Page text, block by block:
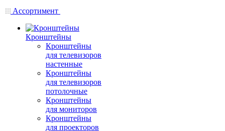
Ассортимент
Кронштейны
Кронштейны
для телевизоров
настенные
Кронштейны
для телевизоров
потолочные
Кронштейны
для мониторов
Кронштейны
для проекторов